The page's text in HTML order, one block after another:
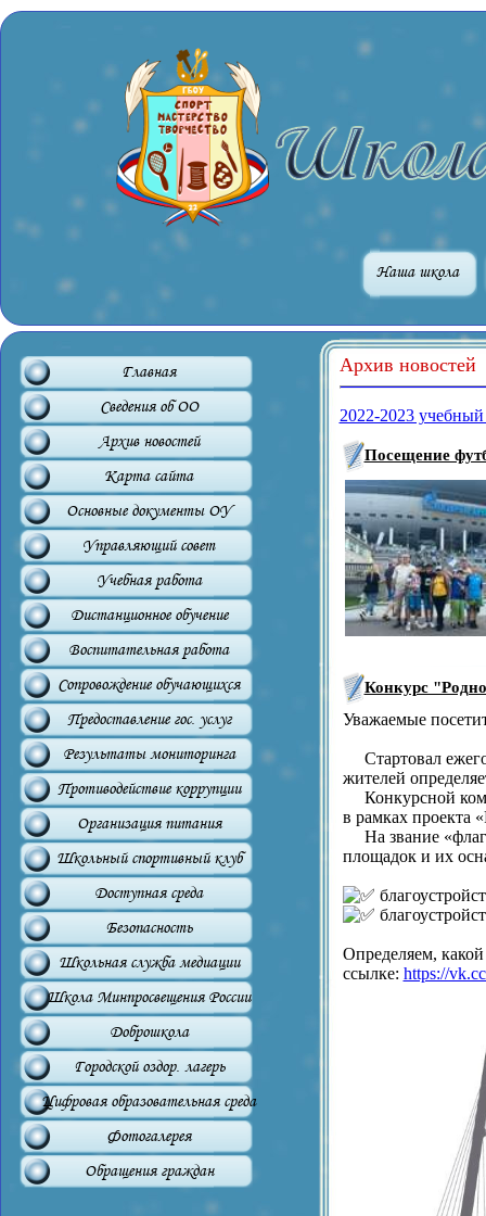
Наша школа
Главная
Сведения об ОО
Архив новостей
Карта сайта
Основные документы ОУ
Управляющий совет
Учебная работа
Дистанционное обучение
Воспитательная работа
Сопровождение обучающихся
Предоставление гос. услуг
Результаты мониторинга
Противодействие коррупции
Организация питания
Школьный спортивный клуб
Доступная среда
Безопасность
Школьная служба медиации
Школа Минпросвещения России
Доброшкола
Городской оздор. лагерь
Цифровая образовательная среда
Фотогалерея
Обращения граждан
Архив новостей
2022-2023 учебный
Посещение
Конкурс
Уважаемые
Стартовал
жителей
Конкурсной
в рамках проекта
На звание
площадок и их
Определяем,
ссылке: https://